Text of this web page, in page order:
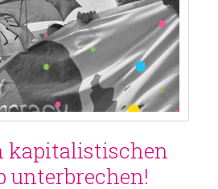
kapitalistischen
unterbrechen!